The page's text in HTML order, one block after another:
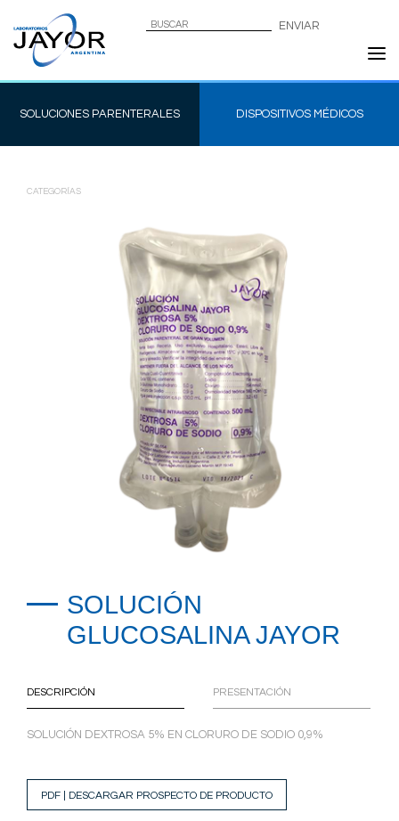
SOLUCIONES PARENTERALES DISPOSITIVOS MÉDICOS
CATEGORÍAS
SOLUCIÓN
GLUCOSALINA JAYOR
DESCRIPCIÓN PRESENTACIÓN
SOLUCIÓN DEXTROSA 5% EN CLORURO DE SODIO 0,9%
PDF | DESCARGAR PROSPECTO DE PRODUCTO